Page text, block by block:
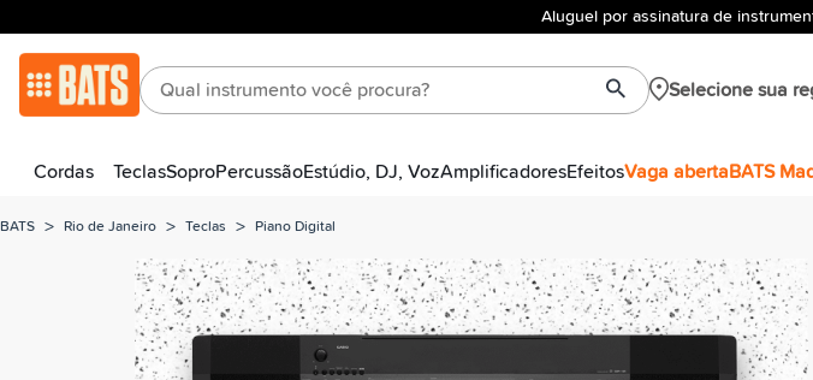
Aluguel por assinatura de
Selecione sua
Cordas TeclasSoproPercussãoEstúdio, DJ, VozAmplificadoresEfeitosVaga abertaBATS
BATS > Rio de Janeiro > Teclas > Piano Digital